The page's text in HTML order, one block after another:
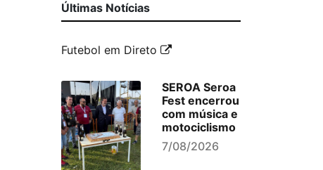
Últimas Notícias
Futebol em Direto
SEROA Seroa
Fest encerrou
com música e
motociclismo
7/08/2026